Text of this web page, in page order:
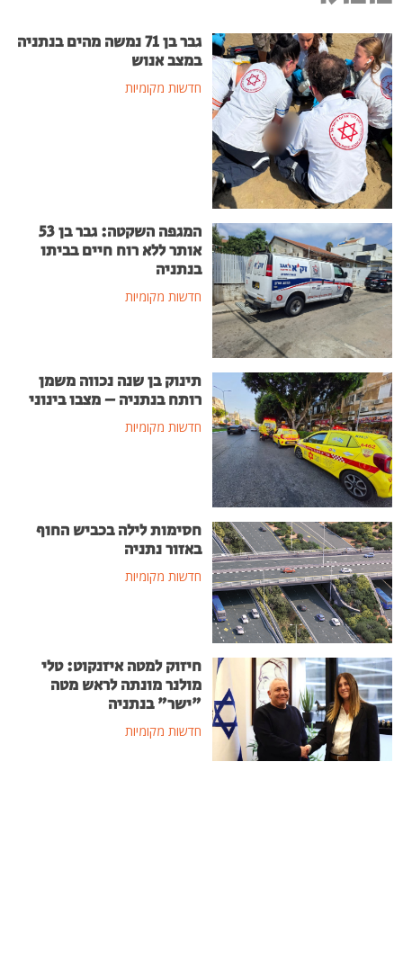
גבר בן 71 נמשה מהים בנתניה
במצב אנוש
חדשות מקומיות
המגפה השקטה: גבר בן 53
אותר ללא רוח חיים בביתו
בנתניה
חדשות מקומיות
תינוק בן שנה נכווה משמן
רותח בנתניה – מצבו בינוני
חדשות מקומיות
חסימות לילה בכביש החוף
באזור נתניה
חדשות מקומיות
חיזוק למטה איזנקוט: טלי
מולנר מונתה לראש מטה
"ישר" בנתניה
חדשות מקומיות